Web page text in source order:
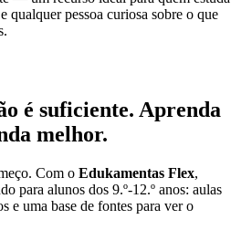
qualquer pessoa curiosa sobre o que
é suficiente. Aprenda
melhor.
Com o Edukamentas Flex,
para alunos dos 9.º-12.º anos: aulas
e uma base de fontes para ver o